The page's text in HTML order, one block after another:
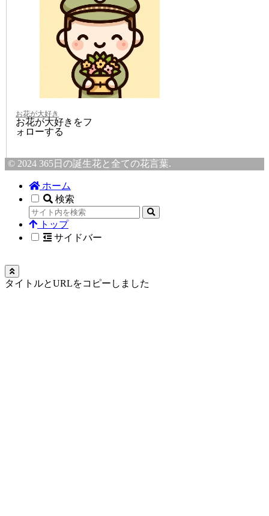
お花が大好き
お花が大好きをフ
ォローする
© 2024 365日の誕生花と全ての花言葉.
ホーム
検索
トップ
サイドバー
タイトルとURLをコピーしました